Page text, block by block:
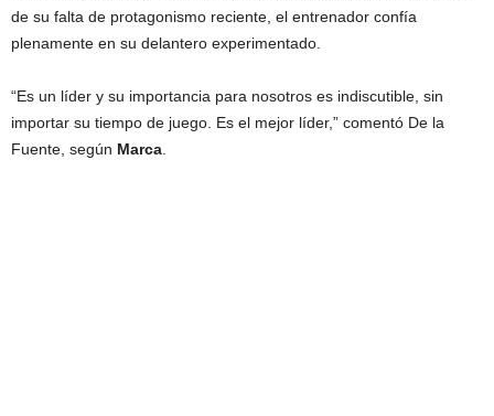
de su falta de protagonismo reciente, el entrenador confía
plenamente en su delantero experimentado.
“Es un líder y su importancia para nosotros es indiscutible, sin
importar su tiempo de juego. Es el mejor líder,” comentó De la
Fuente, según Marca